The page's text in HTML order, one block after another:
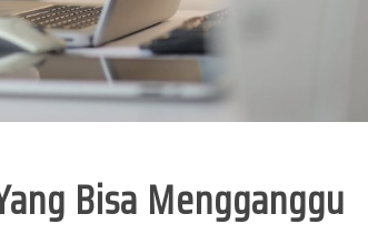
Bisa Mengganggu